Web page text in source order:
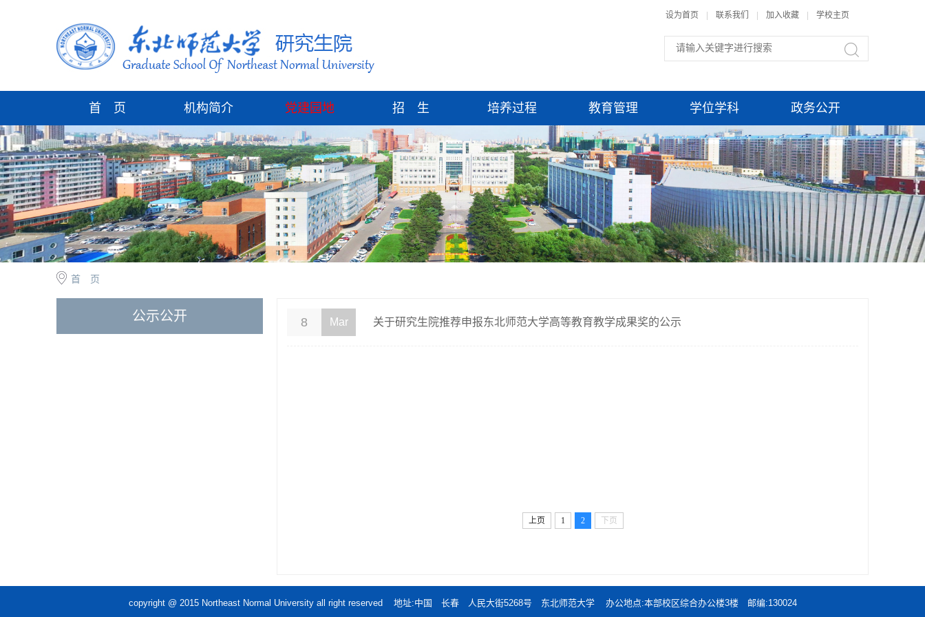
设为首页 联系我们 加入收藏 学校主页
首 页 机构简介 党建园地 招 生 培养过程 教育管理 学位学科 政务公开
首 页
公示公开 8 Mar 关于研究生院推荐申报东北师范大学高等教育教学成果奖的公示
上页 1 2 下页
copyright @ 2015 Northeast Normal University all right reserved 地址:中国 长春 人民大街5268号 东北师范大学 办公地点:本部校区综合办公楼3楼 邮编:130024